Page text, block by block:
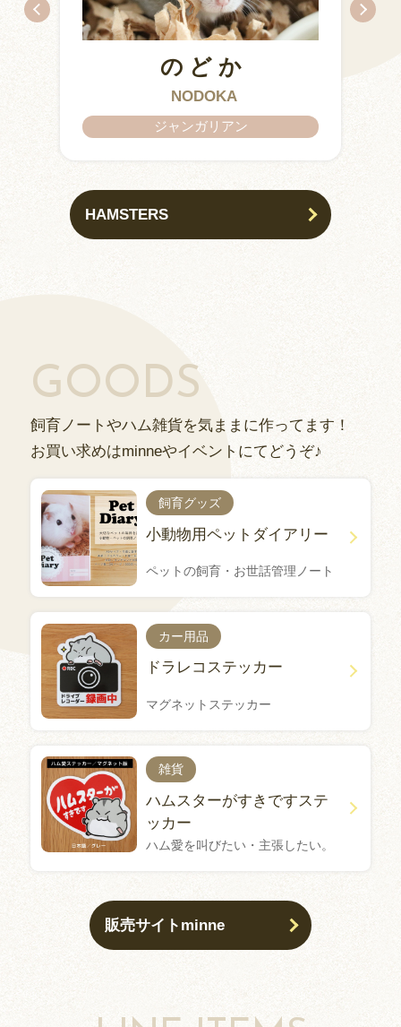
KURIMARU
のどか
NODOKA
ジャンガリアン
CHITOSE
CHATARO
IZUMO & OKUNI
ARARE
KISUKE
HAMSTERS
GOODS
飼育ノートやハム雑貨を気ままに作ってます！
お買い求めはminneやイベントにてどうぞ♪
飼育グッズ
小動物用ペットダイアリー
ペットの飼育・お世話管理ノート
カー用品
ドラレコステッカー
マグネットステッカー
雑貨
ハムスターがすきですステ
ッカー
ハム愛を叫びたい・主張したい。
販売サイトminne